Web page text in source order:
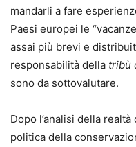
mandarli a fare
Paesi europei le
assai più brevi e
responsabilità della tribù
sono da sottovalutare.
Dopo l’analisi della
politica della